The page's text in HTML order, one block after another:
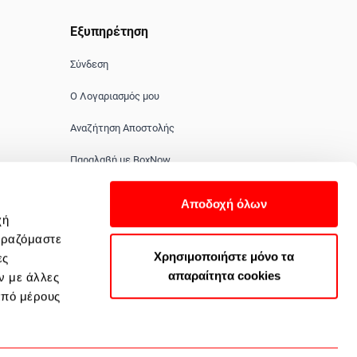
με άλλες
μέρους
Αποδοχή όλων
Χρησιμοποιήστε μόνο τα
απαραίτητα cookies
Εξυπηρέτηση
Σύνδεση
Ο Λογαριασμός μου
Αναζήτηση Αποστολής
Παραλαβή με BoxNow
Επικοινωνία